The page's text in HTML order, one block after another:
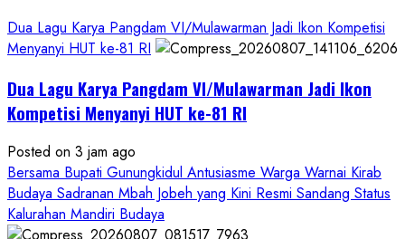
Dua Lagu Karya Pangdam VI/Mulawarman Jadi Ikon Kompetisi
Menyanyi HUT ke-81 RI
Dua Lagu Karya Pangdam VI/Mulawarman Jadi Ikon
Kompetisi Menyanyi HUT ke-81 RI
Posted on 3 jam ago
Bersama Bupati Gunungkidul Antusiasme Warga Warnai Kirab
Budaya Sadranan Mbah Jobeh yang Kini Resmi Sandang Status
Kalurahan Mandiri Budaya